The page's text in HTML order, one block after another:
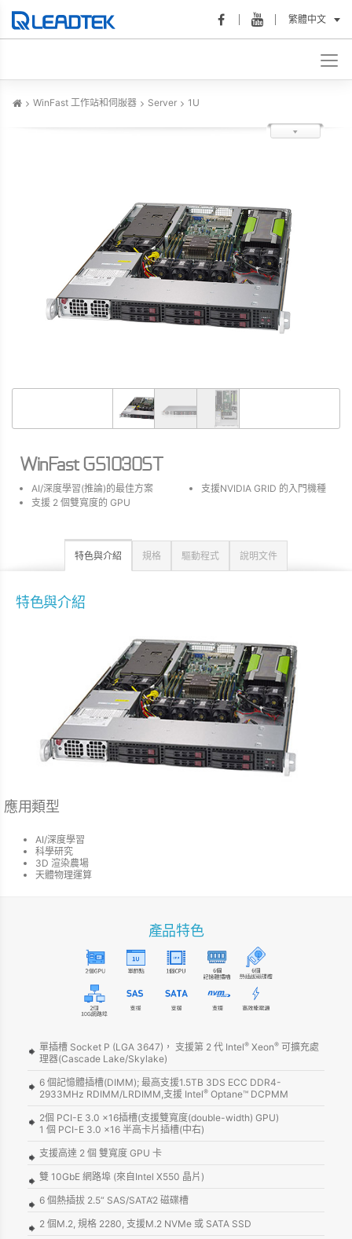
繁體中文
WinFast 工作站和伺服器 Server 1U
WinFast GS1030ST
AI/深度學習(推論)的最佳方案
支援NVIDIA GRID 的入門機種
支援 2 個雙寬度的 GPU
特色與介紹 規格 驅動程式 說明文件
特色與介紹
應用類型
AI/深度學習
科學研究
3D 渲染農場
天體物理運算
產品特色
單插槽 Socket P (LGA 3647)， 支援第 2 代 Intel® Xeon® 可擴充處
理器(Cascade Lake/Skylake)
6 個記憶體插槽(DIMM); 最高支援1.5TB 3DS ECC DDR4-
2933MHz RDIMM/LRDIMM,支援 Intel® Optane™ DCPMM
2個 PCI-E 3.0 x16插槽(支援雙寬度(double-width) GPU)
1 個 PCI-E 3.0 x16 半高卡片插槽(中右)
支援高達 2 個 雙寬度 GPU 卡
雙 10GbE 網路埠 (來自Intel X550 晶片)
6 個熱插拔 2.5“ SAS/SATA‘2 磁碟槽
2 個M.2, 規格 2280, 支援M.2 NVMe 或 SATA SSD